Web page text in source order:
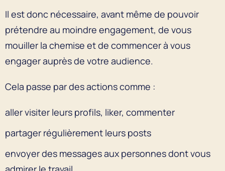
Il est donc nécessaire, avant même de pouvoir
prétendre au moindre engagement, de vous
mouiller la chemise et de commencer à vous
engager auprès de votre audience.
Cela passe par des actions comme :
aller visiter leurs profils, liker, commenter
partager régulièrement leurs posts
envoyer des messages aux personnes dont vous